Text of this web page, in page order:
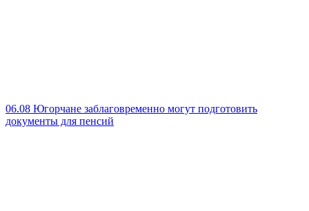
06.08 Югорчане заблаговременно могут подготовить
документы для пенсий